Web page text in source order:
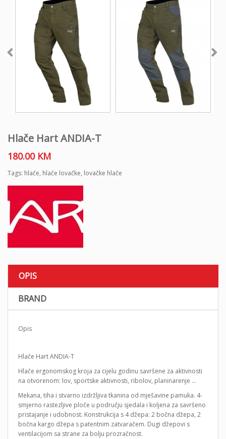
Hlače Hart ANDIA-T
180.00 KM
Tags: hlače, hlače lovačke, lovačke hlače
OPIS
BRAND
Opis
Hlače Hart ANDIA-T
Hlače ergonomskog kroja za cijelu godinu savršene za aktivnosti
na otvorenom: lov, sportske aktivnosti, ribolov, planinarenje …
Mekana, tiha i stvarno izdržljiva tkanina od mješavine pamuka. 4-
smjerno rastezljive ploče u području sjedala i koljena za savršeno
pristajanje i udobnost. Konstrukcija s 4 džepa: 2 bočna džepa, 2
bočna kargo džepa s patentnim zatvaračem. Dugi džepovi s
ventilacijom sa strane za bolju prozračnost.